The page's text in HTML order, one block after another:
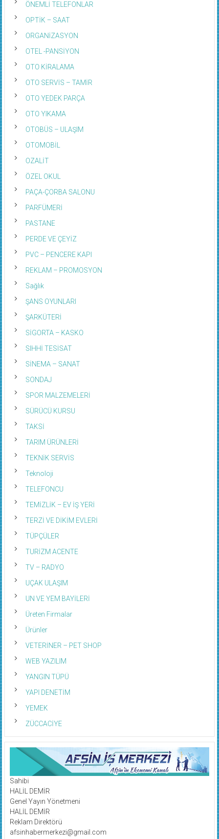
ÖNEMLİ TELEFONLAR
OPTİK – SAAT
ORGANİZASYON
OTEL -PANSİYON
OTO KİRALAMA
OTO SERVİS – TAMİR
OTO YEDEK PARÇA
OTO YIKAMA
OTOBÜS – ULAŞIM
OTOMOBİL
OZALİT
ÖZEL OKUL
PAÇA-ÇORBA SALONU
PARFÜMERİ
PASTANE
PERDE VE ÇEYİZ
PVC – PENCERE KAPI
REKLAM – PROMOSYON
Sağlık
ŞANS OYUNLARI
ŞARKÜTERİ
SİGORTA – KASKO
SIHHİ TESİSAT
SİNEMA – SANAT
SONDAJ
SPOR MALZEMELERİ
SÜRÜCÜ KURSU
TAKSİ
TARIM ÜRÜNLERİ
TEKNİK SERVİS
Teknoloji
TELEFONCU
TEMİZLİK – EV İŞ YERİ
TERZİ VE DİKİM EVLERİ
TÜPÇÜLER
TURİZM ACENTE
TV – RADYO
UÇAK ULAŞIM
UN VE YEM BAYİLERİ
Üreten Firmalar
Ürünler
VETERİNER – PET SHOP
WEB YAZILIM
YANGIN TÜPÜ
YAPI DENETİM
YEMEK
ZÜCCACİYE
Sahibi
HALİL DEMİR
Genel Yayın Yönetmeni
HALİL DEMİR
Reklam Direktörü
afsinhabermerkezi@gmail.com